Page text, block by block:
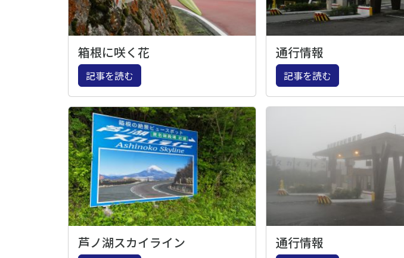
箱根に咲く花
記事を読む
通行情報
記事を読む
芦ノ湖スカイライン 通行情報